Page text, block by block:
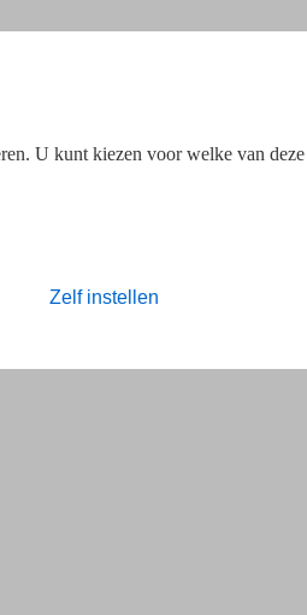
U kunt kiezen voor welke van deze
Zelf instellen